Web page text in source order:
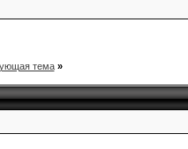
тема »